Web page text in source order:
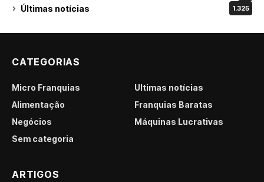
Últimas notícias 1.325
CATEGORIAS
Micro Franquias
Últimas notícias
Alimentação
Franquias Baratas
Negócios
Máquinas Lucrativas
Sem categoria
ARTIGOS